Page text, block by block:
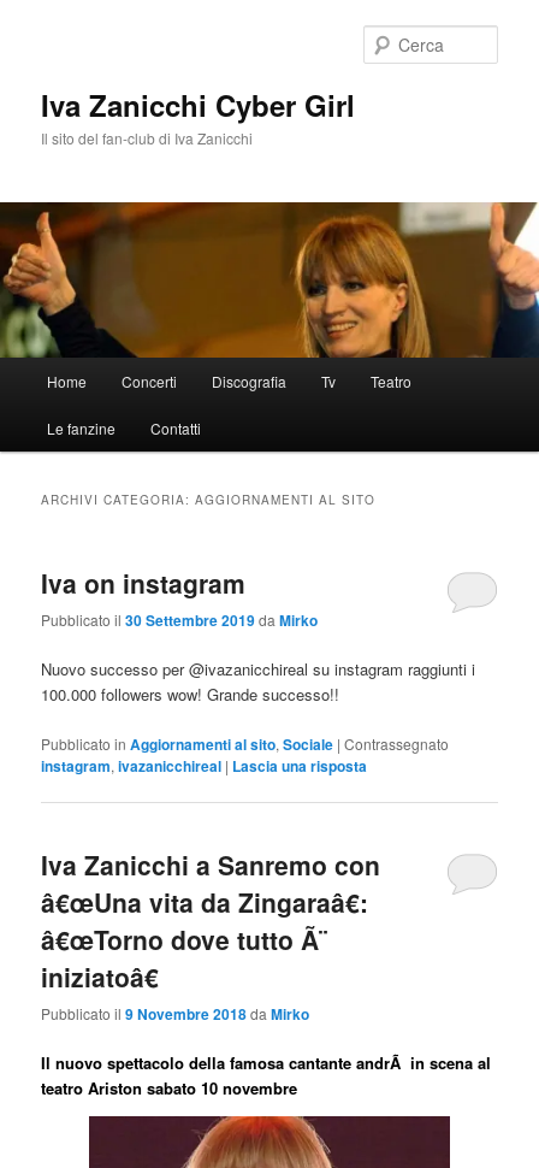
Iva Zanicchi Cyber Girl
Il sito del fan-club di Iva Zanicchi
principale
Home Concerti Discografia Tv Teatro
Le fanzine Contatti
ARCHIVI CATEGORIA:AGGIORNAMENTI AL SITO
Iva on instagram
Pubblicato il30 Settembre 2019daMirko
Nuovo successo per @ivazanicchireal su instagram raggiunti i
100.000 followers wow! Grande successo!!
Pubblicato in Aggiornamenti al sito,Sociale |Contrassegnato
instagram,ivazanicchireal | Lascia una risposta
Iva Zanicchi a Sanremo con
â€œUna vita da Zingaraâ€:
â€œTorno dove tutto Ã¨
iniziatoâ€
Pubblicato il9 Novembre 2018daMirko
Il nuovo spettacolo della famosa cantante andrÃ in scena al
teatro Ariston sabato 10 novembre